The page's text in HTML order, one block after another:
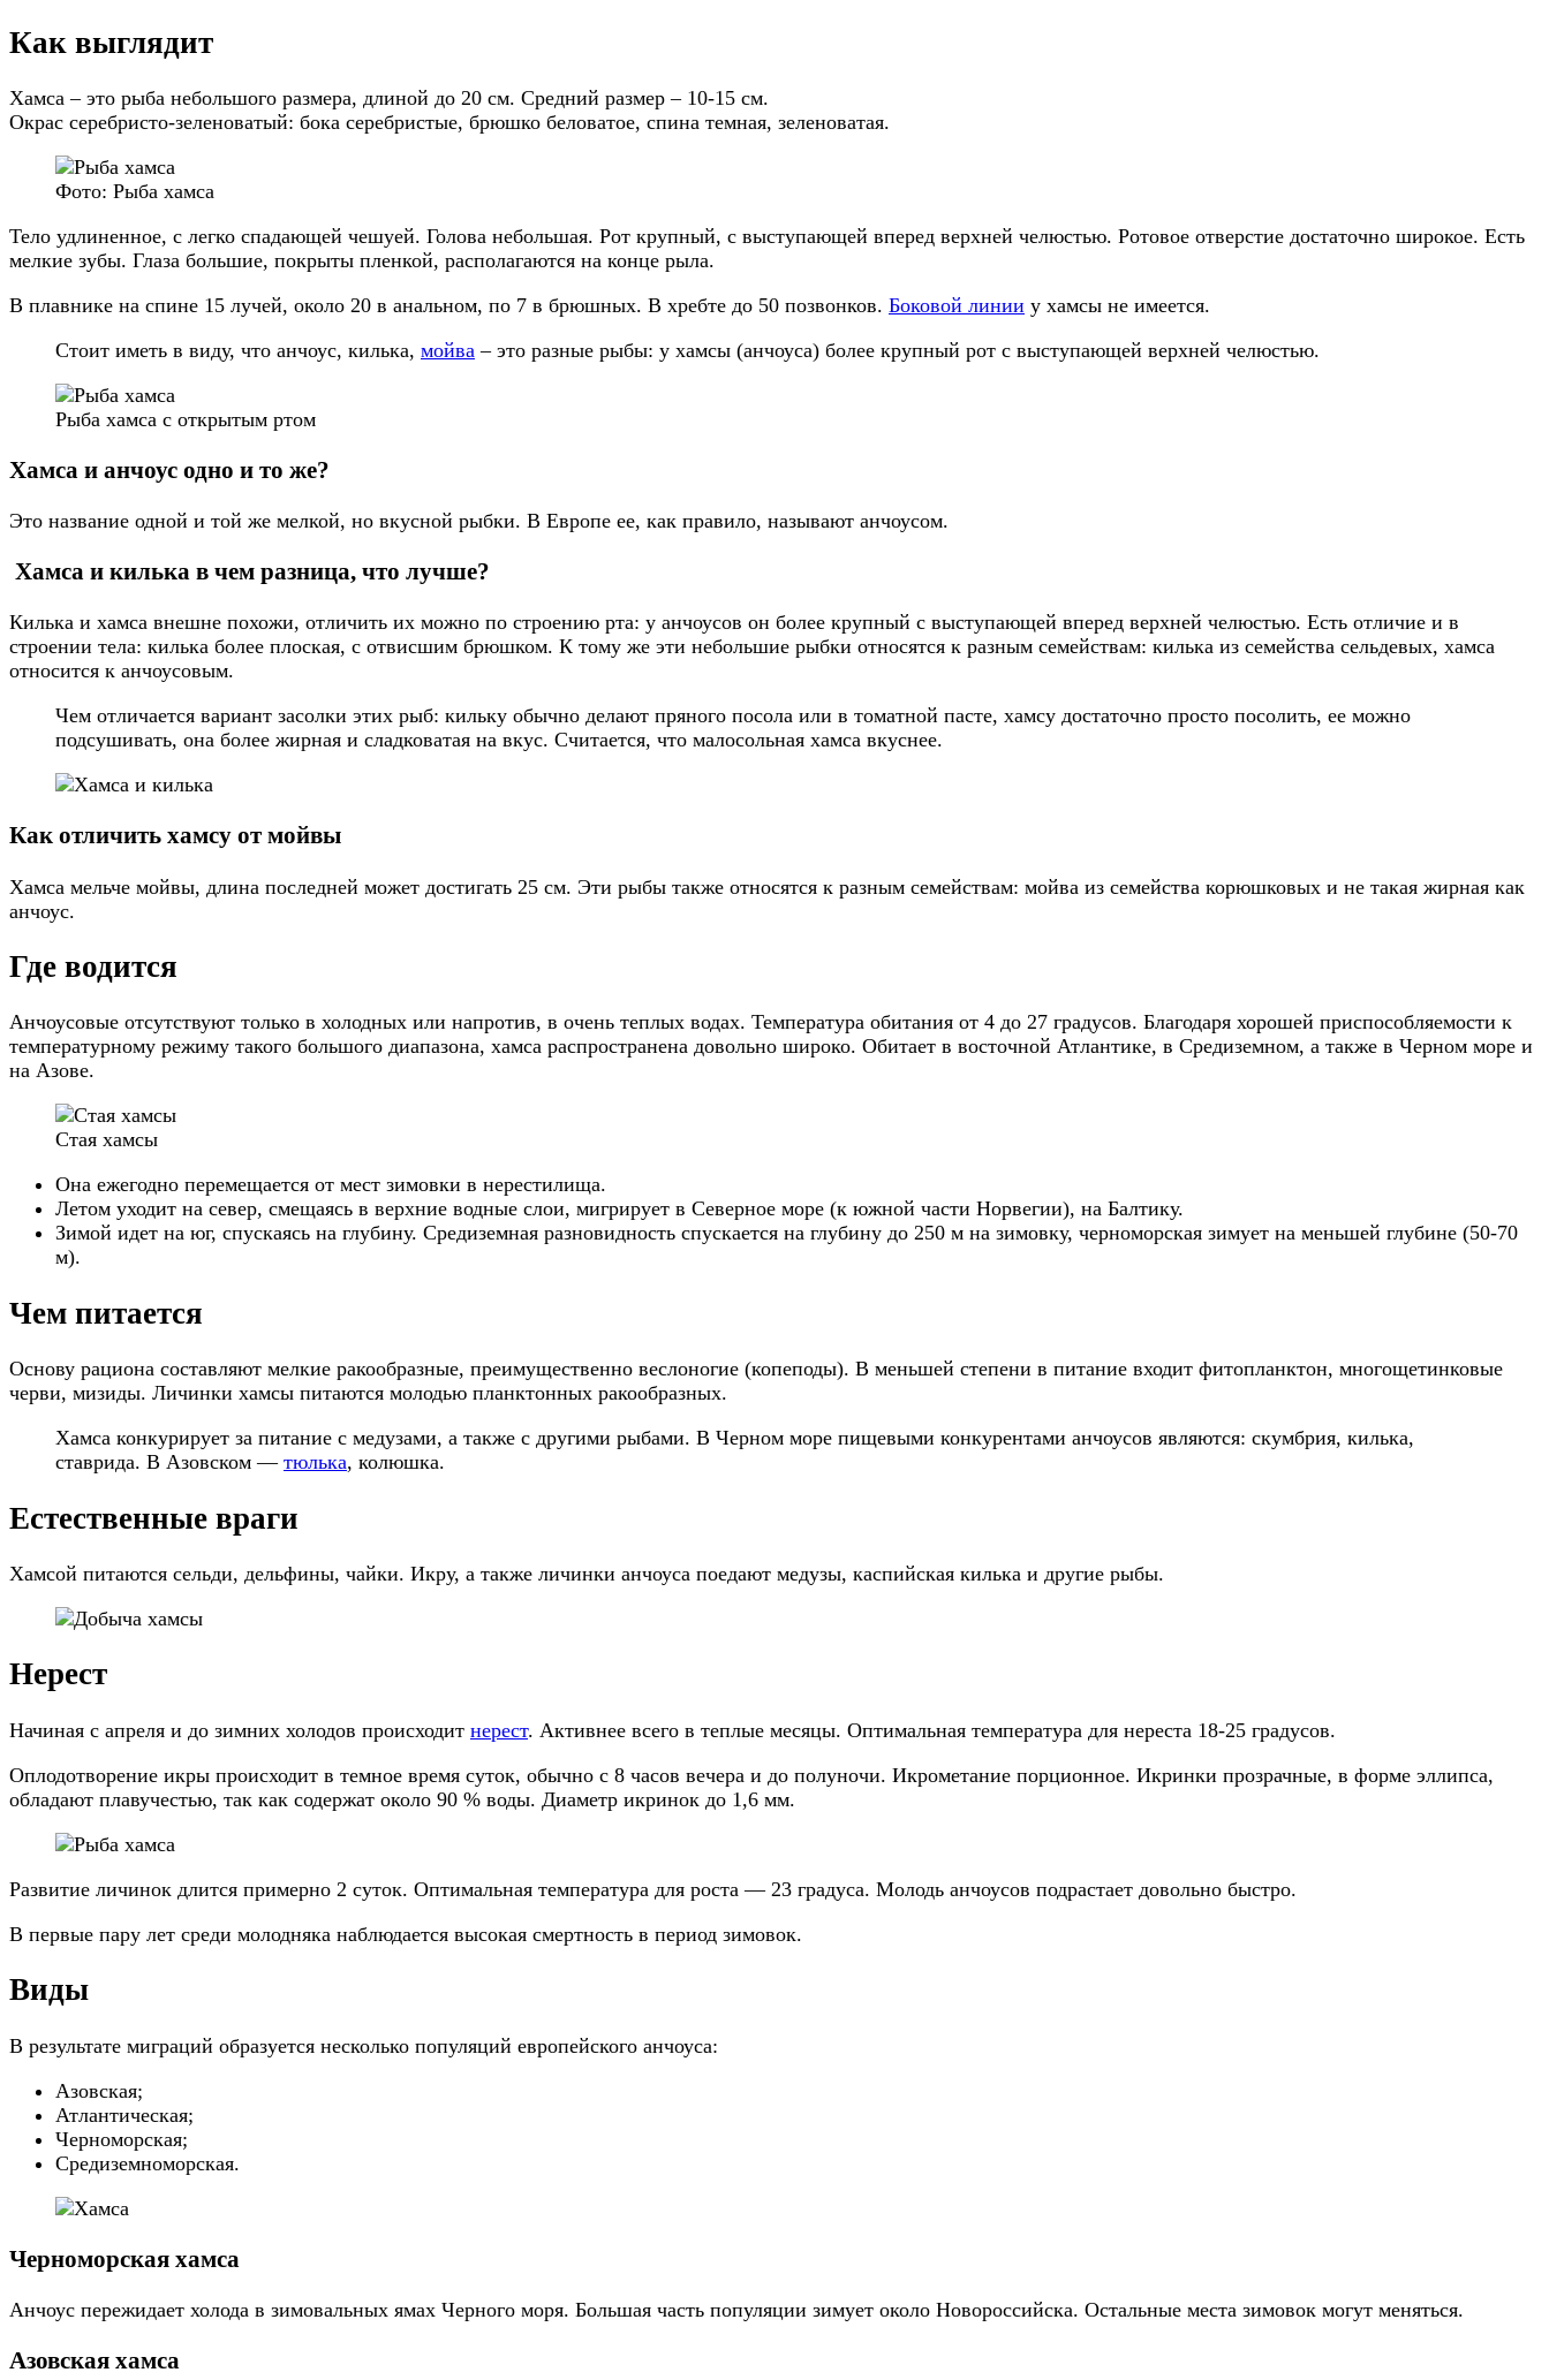
Как выглядит
Хамса – это рыба небольшого размера, длиной до 20 см. Средний размер – 10-15 см.
Окрас серебристо-зеленоватый: бока серебристые, брюшко беловатое, спина темная, зеленоватая.
Фото: Рыба хамса
Тело удлиненное, с легко спадающей чешуей. Голова небольшая. Рот крупный, с выступающей вперед верхней челюстью. Ротовое отверстие достаточно широкое. Есть
мелкие зубы. Глаза большие, покрыты пленкой, располагаются на конце рыла.
В плавнике на спине 15 лучей, около 20 в анальном, по 7 в брюшных. В хребте до 50 позвонков. Боковой линии у хамсы не имеется.
Стоит иметь в виду, что анчоус, килька, мойва – это разные рыбы: у хамсы (анчоуса) более крупный рот с выступающей верхней челюстью.
Рыба хамса с открытым ртом
Хамса и анчоус одно и то же?
Это название одной и той же мелкой, но вкусной рыбки. В Европе ее, как правило, называют анчоусом.
Хамса и килька в чем разница, что лучше?
Килька и хамса внешне похожи, отличить их можно по строению рта: у анчоусов он более крупный с выступающей вперед верхней челюстью. Есть отличие и в
строении тела: килька более плоская, с отвисшим брюшком. К тому же эти небольшие рыбки относятся к разным семействам: килька из семейства сельдевых, хамса
относится к анчоусовым.
Чем отличается вариант засолки этих рыб: кильку обычно делают пряного посола или в томатной пасте, хамсу достаточно просто посолить, ее можно
подсушивать, она более жирная и сладковатая на вкус. Считается, что малосольная хамса вкуснее.
Как отличить хамсу от мойвы
Хамса мельче мойвы, длина последней может достигать 25 см. Эти рыбы также относятся к разным семействам: мойва из семейства корюшковых и не такая жирная как
анчоус.
Где водится
Анчоусовые отсутствуют только в холодных или напротив, в очень теплых водах. Температура обитания от 4 до 27 градусов. Благодаря хорошей приспособляемости к
температурному режиму такого большого диапазона, хамса распространена довольно широко. Обитает в восточной Атлантике, в Средиземном, а также в Черном море и
на Азове.
Стая хамсы
Она ежегодно перемещается от мест зимовки в нерестилища.
Летом уходит на север, смещаясь в верхние водные слои, мигрирует в Северное море (к южной части Норвегии), на Балтику.
Зимой идет на юг, спускаясь на глубину. Средиземная разновидность спускается на глубину до 250 м на зимовку, черноморская зимует на меньшей глубине (50-70
м).
Чем питается
Основу рациона составляют мелкие ракообразные, преимущественно веслоногие (копеподы). В меньшей степени в питание входит фитопланктон, многощетинковые
черви, мизиды. Личинки хамсы питаются молодью планктонных ракообразных.
Хамса конкурирует за питание с медузами, а также с другими рыбами. В Черном море пищевыми конкурентами анчоусов являются: скумбрия, килька,
ставрида. В Азовском — тюлька, колюшка.
Естественные враги
Хамсой питаются сельди, дельфины, чайки. Икру, а также личинки анчоуса поедают медузы, каспийская килька и другие рыбы.
Нерест
Начиная с апреля и до зимних холодов происходит нерест. Активнее всего в теплые месяцы. Оптимальная температура для нереста 18-25 градусов.
Оплодотворение икры происходит в темное время суток, обычно с 8 часов вечера и до полуночи. Икрометание порционное. Икринки прозрачные, в форме эллипса,
обладают плавучестью, так как содержат около 90 % воды. Диаметр икринок до 1,6 мм.
Развитие личинок длится примерно 2 суток. Оптимальная температура для роста — 23 градуса. Молодь анчоусов подрастает довольно быстро.
В первые пару лет среди молодняка наблюдается высокая смертность в период зимовок.
Виды
В результате миграций образуется несколько популяций европейского анчоуса:
Азовская;
Атлантическая;
Черноморская;
Средиземноморская.
Черноморская хамса
Анчоус пережидает холода в зимовальных ямах Черного моря. Большая часть популяции зимует около Новороссийска. Остальные места зимовок могут меняться.
Азовская хамса